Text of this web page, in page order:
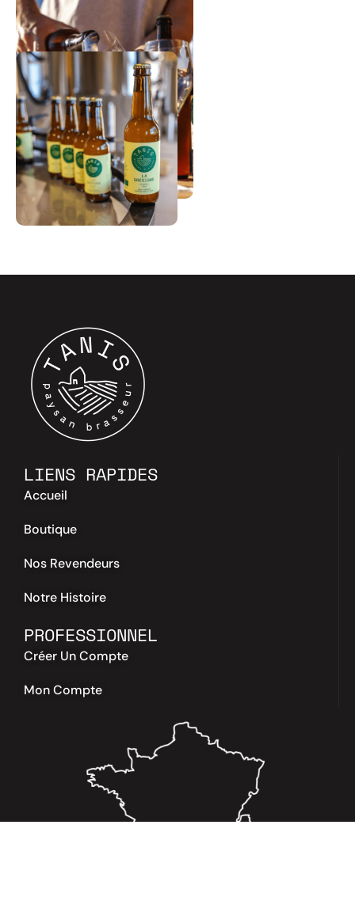
LIENS RAPIDES
Accueil
Boutique
Nos Revendeurs
Notre Histoire
PROFESSIONNEL
Créer Un Compte
Mon Compte